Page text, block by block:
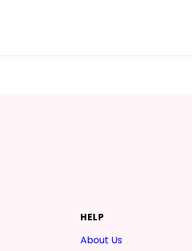
HELP
About Us